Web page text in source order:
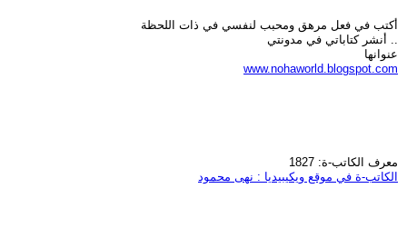
أكتب في فعل مرهق ومحبب لنفسي في ذات اللحظة
.. أنشر كتاباتي في مدونتي
عنوانها
www.nohaworld.blogspot.com
معرف الكاتب-ة: 1827
الكاتب-ة في موقع ويكيبيديا : نهى محمود